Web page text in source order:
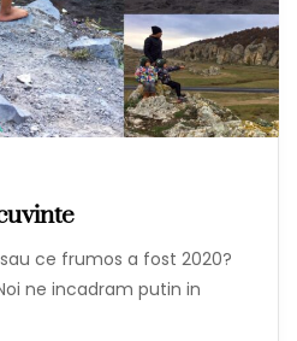
ce frumos a fost 2020?
ne incadram putin in